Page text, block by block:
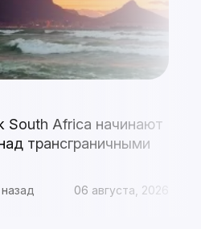
South Africa начинают
трансграничными
06 августа, 2026